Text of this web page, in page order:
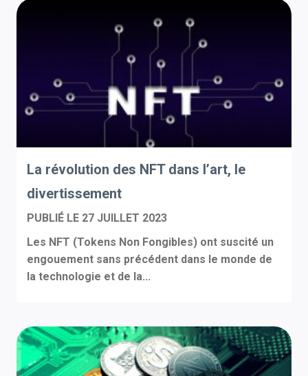
La révolution des NFT dans l’art, le
divertissement
PUBLIÉ LE 27 JUILLET 2023
Les NFT (Tokens Non Fongibles) ont suscité un
engouement sans précédent dans le monde de
la technologie et de la...